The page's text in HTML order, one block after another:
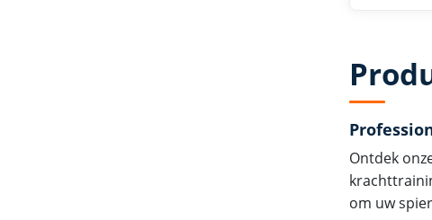
Ontdek
om uw